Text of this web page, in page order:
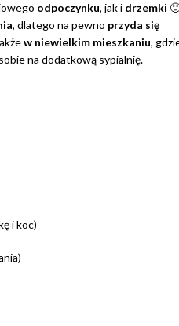
odpoczynku, jak i drzemki
, dlatego na pewno przyda się
w niewielkim mieszkaniu,
na dodatkową sypialnię.
i koc)